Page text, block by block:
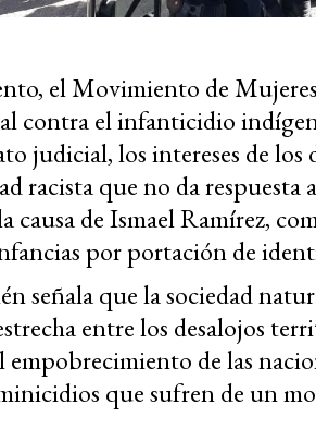
el Movimiento de
contra el infanticidio
judicial, los intereses de los
racista que no da
causa de Ismael Ramírez,
por portación de
señala que la sociedad
entre los desalojos
de las
que sufren de un